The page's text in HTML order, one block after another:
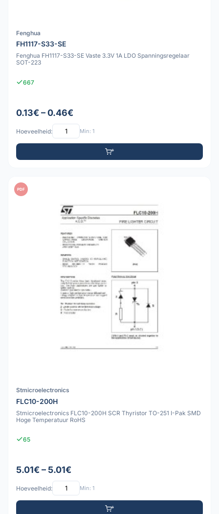
Fenghua
FH1117-S33-SE
Fenghua FH1117-S33-SE Vaste 3.3V 1A LDO Spanningsregelaar
SOT-223
667
0.13€ – 0.46€
Hoeveelheid: Min: 1
PDF
Stmicroelectronics
FLC10-200H
Stmicroelectronics FLC10-200H SCR Thyristor TO-251 I-Pak SMD
Hoge Temperatuur RoHS
65
5.01€ – 5.01€
Hoeveelheid: Min: 1